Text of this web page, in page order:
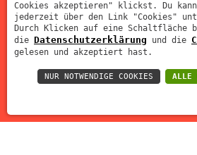
Mabar Fustelle s.r.l | P.IVA:
| Cap. Soc:
Cookies akzeptieren" klickst. Du
jederzeit über den Link "Cookies"
Durch Klicken auf eine Schaltfläche
die Datenschutzerklärung und die
gelesen und akzeptiert hast.
ALLE
NUR NOTWENDIGE COOKIES